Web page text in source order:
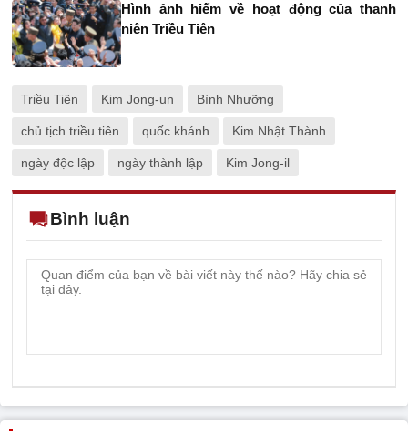
Hình ảnh hiếm về hoạt động của thanh
niên Triều Tiên
Triều Tiên Kim Jong-un Bình Nhưỡng
chủ tịch triều tiên quốc khánh Kim Nhật Thành
ngày độc lập ngày thành lập Kim Jong-il
Bình luận